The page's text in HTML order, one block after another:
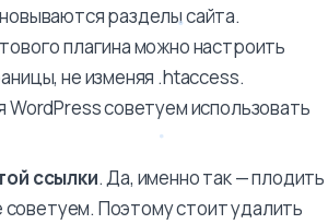
разделы сайта.
плагина можно настроить
не изменяя .htaccess.
советуем использовать
ссылки. Да, именно так — плодить
советуем. Поэтому стоит удалить